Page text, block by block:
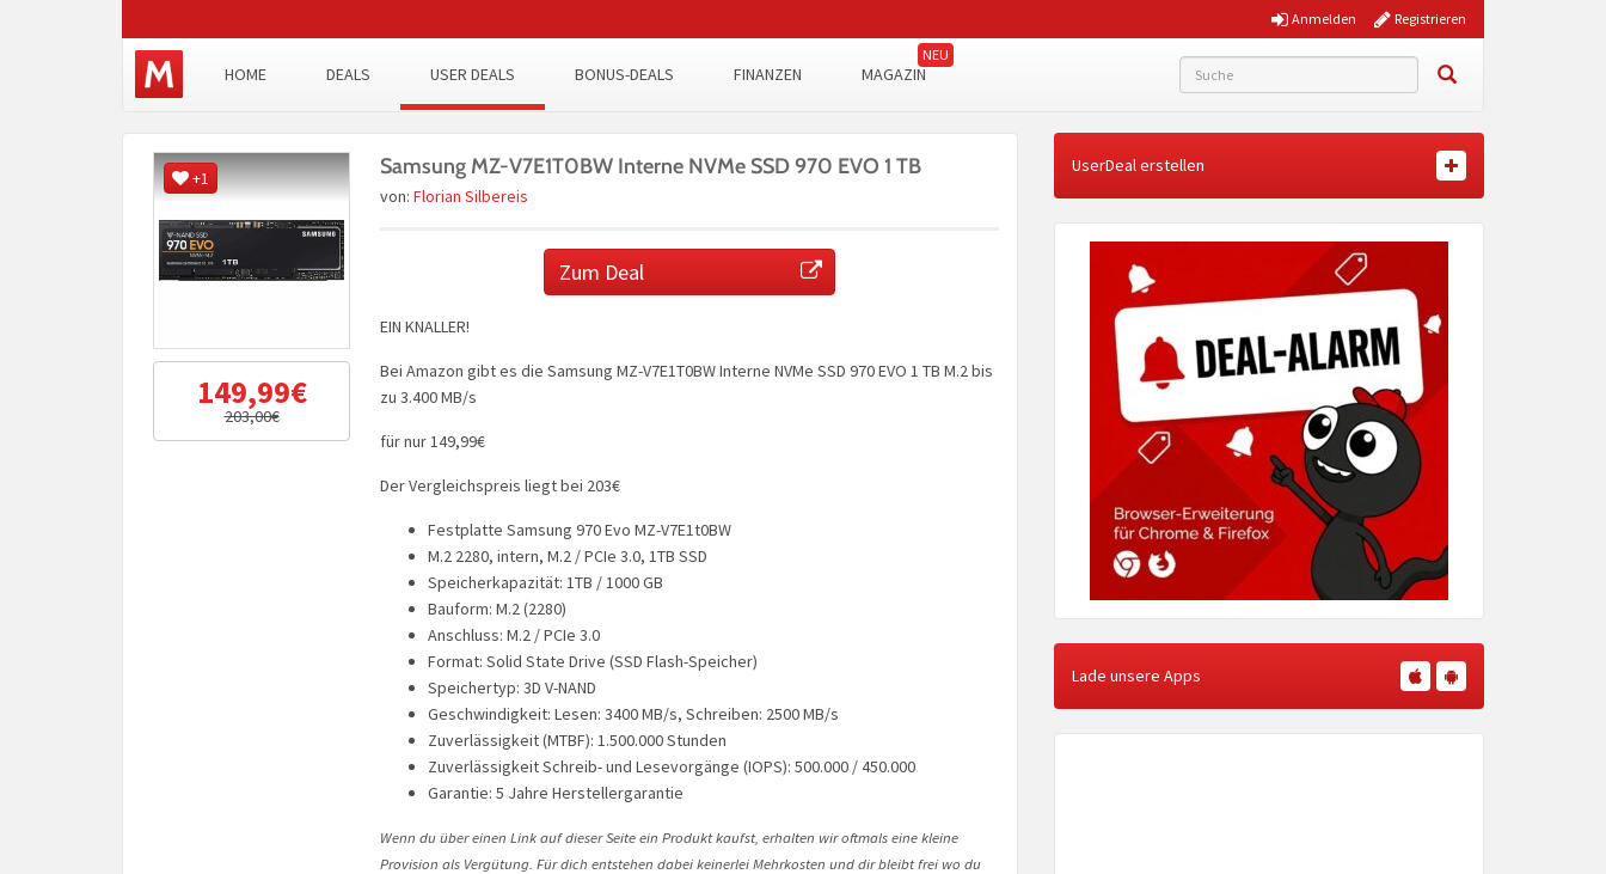
Registrieren
Anmelden
HOME DEALS USER DEALS BONUS-DEALS FINANZEN MAGAZIN
+1
149,99€
203,00€
Samsung MZ-V7E1T0BW Interne NVMe SSD 970 EVO 1 TB
von: Florian Silbereis
Zum Deal
EIN KNALLER!
Bei Amazon gibt es die Samsung MZ-V7E1T0BW Interne NVMe SSD 970 EVO 1 TB M.2 bis
zu 3.400 MB/s
für nur 149,99€
Der Vergleichspreis liegt bei 203€
Festplatte Samsung 970 Evo MZ-V7E1t0BW
M.2 2280, intern, M.2 / PCIe 3.0, 1TB SSD
Speicherkapazität: 1TB / 1000 GB
Bauform: M.2 (2280)
Anschluss: M.2 / PCIe 3.0
Format: Solid State Drive (SSD Flash-Speicher)
Speichertyp: 3D V-NAND
Geschwindigkeit: Lesen: 3400 MB/s, Schreiben: 2500 MB/s
Zuverlässigkeit (MTBF): 1.500.000 Stunden
Zuverlässigkeit Schreib- und Lesevorgänge (IOPS): 500.000 / 450.000
Garantie: 5 Jahre Herstellergarantie
Wenn du über einen Link auf dieser Seite ein Produkt kaufst, erhalten wir oftmals eine kleine
Provision als Vergütung. Für dich entstehen dabei keinerlei Mehrkosten und dir bleibt frei wo du
UserDeal erstellen
Lade unsere Apps